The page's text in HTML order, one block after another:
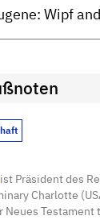
Wipf
Präsident des
Charlotte
Neues Testament